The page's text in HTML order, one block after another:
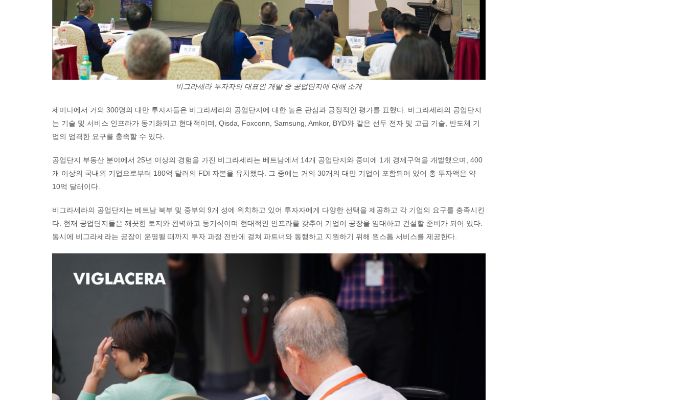
비그라세라 투자자의 대표인 개발 중 공업단지에 대해 소개
세미나에서 거의 300명의 대만 투자자들은 비그라세라의 공업단지에 대한 높은 관심과 긍정적인 평가를 표했다. 비그라세라의 공업단지
는 기술 및 서비스 인프라가 동기화되고 현대적이며, Qisda, Foxconn, Samsung, Amkor, BYD와 같은 선두 전자 및 고급 기술, 반도체 기
업의 엄격한 요구를 충족할 수 있다.
공업단지 부동산 분야에서 25년 이상의 경험을 가진 비그라세라는 베트남에서 14개 공업단지와 중미에 1개 경제구역을 개발했으며, 400
개 이상의 국내외 기업으로부터 180억 달러의 FDI 자본을 유치했다. 그 중에는 거의 30개의 대만 기업이 포함되어 있어 총 투자액은 약
10억 달러이다.
비그라세라의 공업단지는 베트남 북부 및 중부의 9개 성에 위치하고 있어 투자자에게 다양한 선택을 제공하고 각 기업의 요구를 충족시킨
다. 현재 공업단지들은 깨끗한 토지와 완벽하고 동기식이며 현대적인 인프라를 갖추어 기업이 공장을 임대하고 건설할 준비가 되어 있다.
동시에 비그라세라는 공장이 운영될 때까지 투자 과정 전반에 걸쳐 파트너와 동행하고 지원하기 위해 원스톱 서비스를 제공한다.